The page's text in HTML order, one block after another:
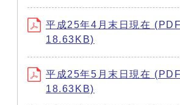
平成25年4月末日現在 (PDF
18.63KB)
平成25年5月末日現在 (PDF
18.63KB)